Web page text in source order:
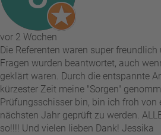
vor 2 Wochen
Die Referenten waren super
Fragen wurden beantwortet, auch
geklärt waren. Durch die entspannte
kürzester Zeit meine "Sorgen"
Prüfungsschisser bin, bin ich froh von
nächsten Jahr geprüft zu werden.
so!!!! Und vielen lieben Dank! Jessika